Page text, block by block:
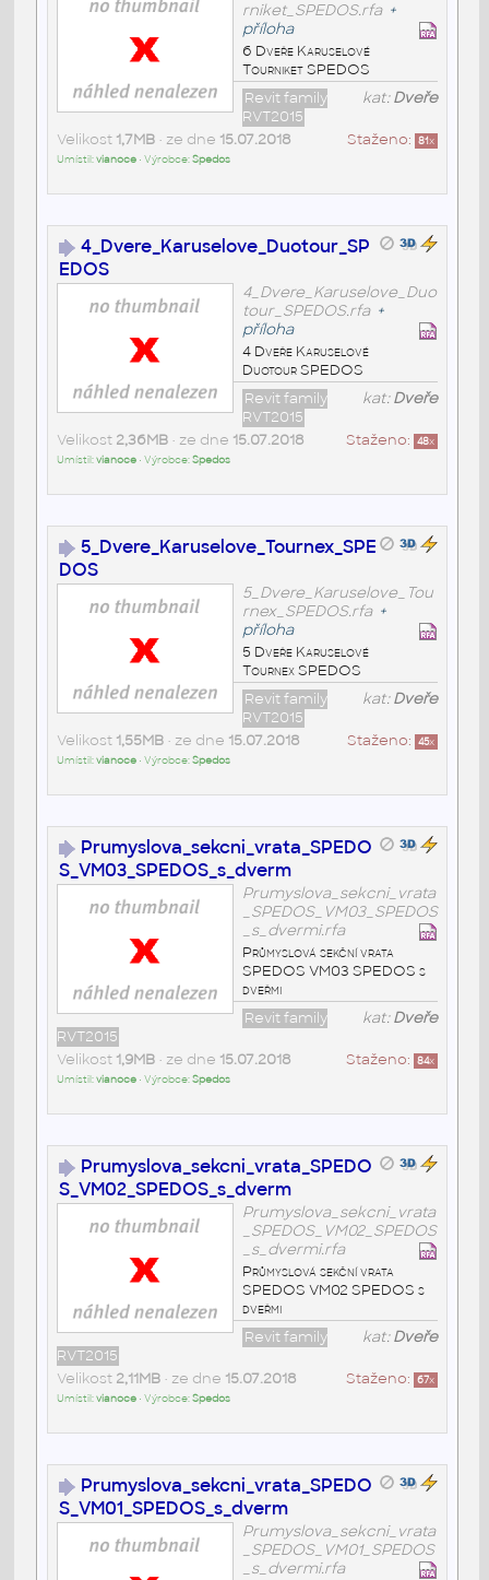
rniket_SPEDOS.rfa +
příloha
6 Dveře Karuselové
Tourniket SPEDOS
kat:Dveře
Revit family
RVT2015
Staženo: 81x
Velikost 1,7MB• ze dne 15.07.2018
Umístil:vianoce• Výrobce:Spedos
4_Dvere_Karuselove_Duotour_SP
EDOS
4_Dvere_Karuselove_Duo
tour_SPEDOS.rfa +
příloha
4 Dveře Karuselové
Duotour SPEDOS
kat:Dveře
Revit family
RVT2015
Staženo: 48x
Velikost 2,36MB• ze dne 15.07.2018
Umístil:vianoce• Výrobce:Spedos
5_Dvere_Karuselove_Tournex_SPE
DOS
5_Dvere_Karuselove_Tou
rnex_SPEDOS.rfa +
příloha
5 Dveře Karuselové
Tournex SPEDOS
kat:Dveře
Revit family
RVT2015
Staženo: 45x
Velikost 1,55MB• ze dne 15.07.2018
Umístil:vianoce• Výrobce:Spedos
Prumyslova_sekcni_vrata_SPEDO
S_VM03_SPEDOS_s_dverm
Prumyslova_sekcni_vrata
_SPEDOS_VM03_SPEDOS
_s_dvermi.rfa
Průmyslová sekční vrata
SPEDOS VM03 SPEDOS s
dveřmi
kat:Dveře
Revit family
RVT2015
Staženo: 84x
Velikost 1,9MB• ze dne 15.07.2018
Umístil:vianoce• Výrobce:Spedos
Prumyslova_sekcni_vrata_SPEDO
S_VM02_SPEDOS_s_dverm
Prumyslova_sekcni_vrata
_SPEDOS_VM02_SPEDOS
_s_dvermi.rfa
Průmyslová sekční vrata
SPEDOS VM02 SPEDOS s
dveřmi
kat:Dveře
Revit family
RVT2015
Staženo: 67x
Velikost 2,11MB• ze dne 15.07.2018
Umístil:vianoce• Výrobce:Spedos
Prumyslova_sekcni_vrata_SPEDO
S_VM01_SPEDOS_s_dverm
Prumyslova_sekcni_vrata
_SPEDOS_VM01_SPEDOS
_s_dvermi.rfa